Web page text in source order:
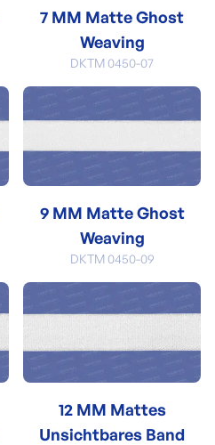
7 MM Matte Ghost
Weaving
DKTM 0450-07
9 MM Matte Ghost
Weaving
DKTM 0450-09
12 MM Mattes
Unsichtbares Band